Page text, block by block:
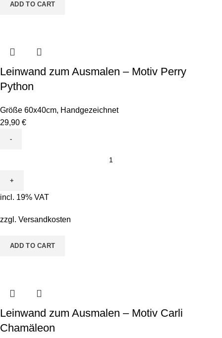
ADD TO CART
Leinwand zum Ausmalen – Motiv Perry
Python
Größe 60x40cm, Handgezeichnet
29,90 €
Ausmalen
-
Perry
quantity
incl. 19% VAT
zzgl. Versandkosten
ADD TO CART
Leinwand zum Ausmalen – Motiv Carli
Chamäleon